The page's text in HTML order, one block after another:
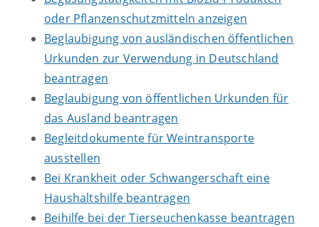
oder Pflanzenschutzmitteln anzeigen
Beglaubigung von ausländischen öffentlichen
Urkunden zur Verwendung in Deutschland
beantragen
Beglaubigung von öffentlichen Urkunden für
das Ausland beantragen
Begleitdokumente für Weintransporte
ausstellen
Bei Krankheit oder Schwangerschaft eine
Haushaltshilfe beantragen
Beihilfe bei der Tierseuchenkasse beantragen